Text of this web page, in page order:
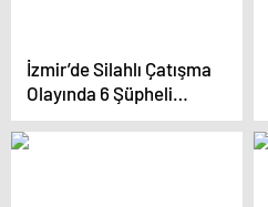
İzmir’de Silahlı Çatışma
Olayında 6 Şüpheli
Tutuklandı